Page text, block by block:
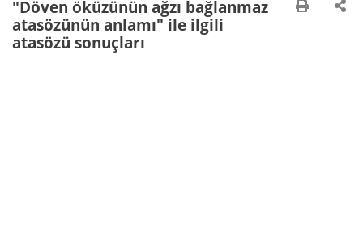
"Döven öküzünün ağzı bağlanmaz
atasözünün anlamı" ile ilgili
atasözü sonuçları